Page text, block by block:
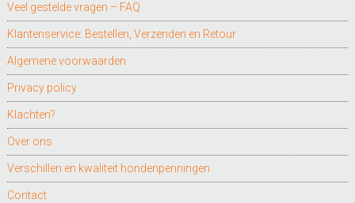
Veel gestelde vragen – FAQ
Klantenservice: Bestellen, Verzenden en Retour
Algemene voorwaarden
Privacy policy
Klachten?
Over ons
Verschillen en kwaliteit hondenpenningen
Contact